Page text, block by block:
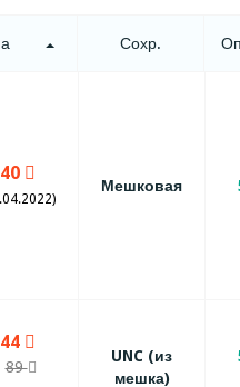
Сохр.
40
Мешковая
44
89
UNC (из
мешка)